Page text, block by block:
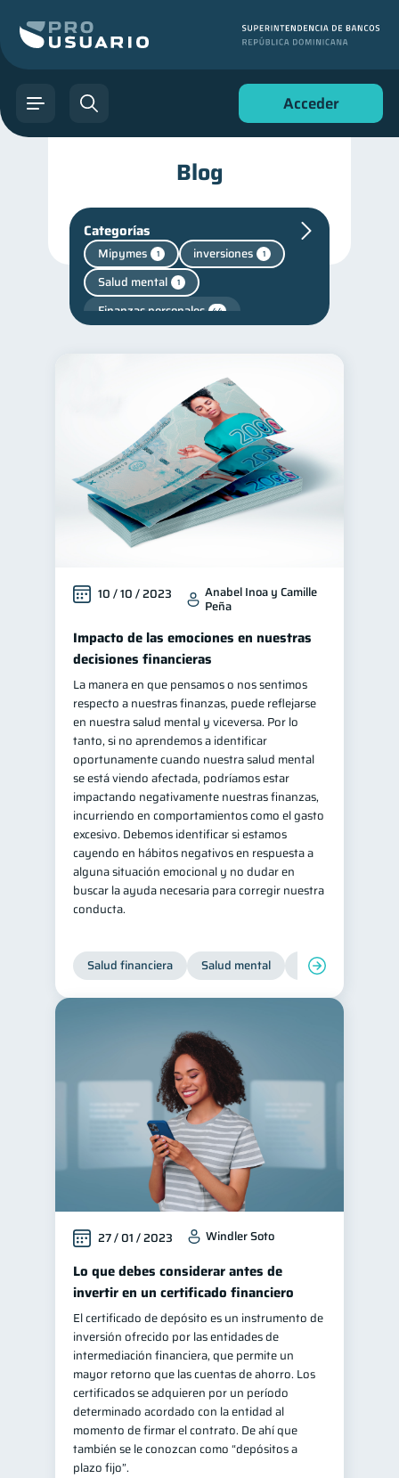
Acceder
Blog
Categorías
Mipymes 1 inversiones 1
Salud mental 1
Finanzas personales 44
Finanzas para jóvenes
Control de deudas
Finanzas familiares 25
Inclusión financiera 22
Bienestar financiero 22
Finanzas para mujeres
Salud financiera 12
Organización Financiera
Deudas 10
Entidad financiera 8
Préstamos 8 Ahorro 8
Consejos 6
Tarjeta de crédito 6
Historial crediticio
Ciberseguridad 5
Servicios
Derechos & Deberes
Vacaciones 2
Criptomonedas 2
2
Cuenta Inactiva 1
Finanzas Personales 1
Finanzas en Pareja 1
Educación Financiera 1
1
Doble sueldo
información financiera 1
10 / 10 / 2023 Anabel Inoa y Camille
Peña
Impacto de las emociones en nuestras
decisiones financieras
La manera en que pensamos o nos sentimos
respecto a nuestras finanzas, puede reflejarse
en nuestra salud mental y viceversa. Por lo
tanto, si no aprendemos a identificar
oportunamente cuando nuestra salud mental
se está viendo afectada, podríamos estar
impactando negativamente nuestras finanzas,
incurriendo en comportamientos como el gasto
excesivo. Debemos identificar si estamos
cayendo en hábitos negativos en respuesta a
alguna situación emocional y no dudar en
buscar la ayuda necesaria para corregir nuestra
conducta.
Salud financiera Salud mental Inclusión
27 / 01 / 2023 Windler Soto
Lo que debes considerar antes de
invertir en un certificado financiero
El certificado de depósito es un instrumento de
inversión ofrecido por las entidades de
intermediación financiera, que permite un
mayor retorno que las cuentas de ahorro. Los
certificados se adquieren por un período
determinado acordado con la entidad al
momento de firmar el contrato. De ahí que
también se le conozcan como “depósitos a
plazo fijo”.